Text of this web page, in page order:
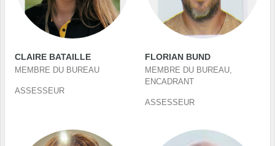
CLAIRE BATAILLE
MEMBRE DU BUREAU
ASSESSEUR
FLORIAN BUND
MEMBRE DU BUREAU,
ENCADRANT
ASSESSEUR